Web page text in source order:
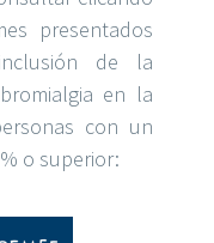
presentados
de la
en la
con un
o superior: